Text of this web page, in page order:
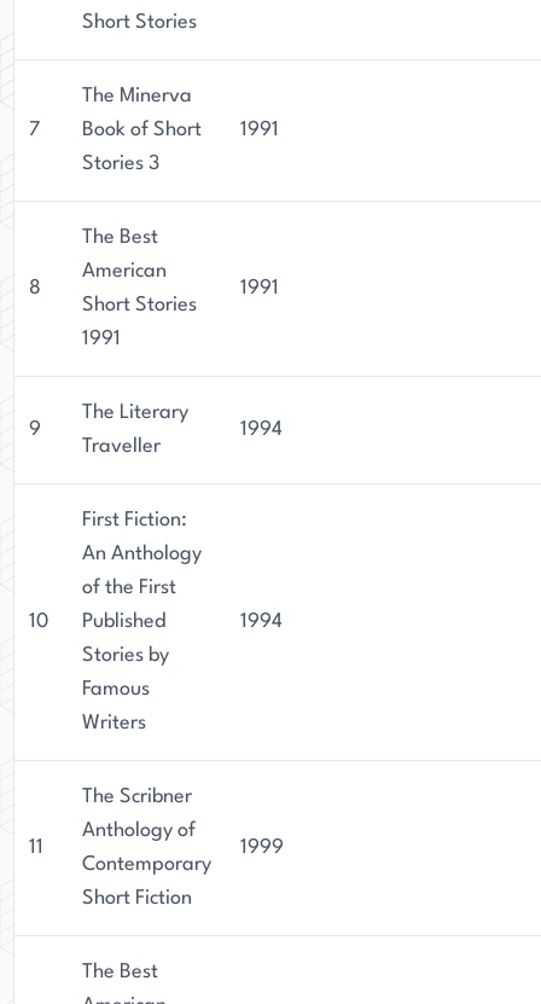
Short Stories
7
The Minerva
Book of Short
Stories 3
1991
8
The Best
American
Short Stories
1991
1991
9
The Literary
Traveller
1994
10
First Fiction:
An Anthology
of the First
Published
Stories by
Famous
Writers
1994
11
The Scribner
Anthology of
Contemporary
Short Fiction
1999
The Best